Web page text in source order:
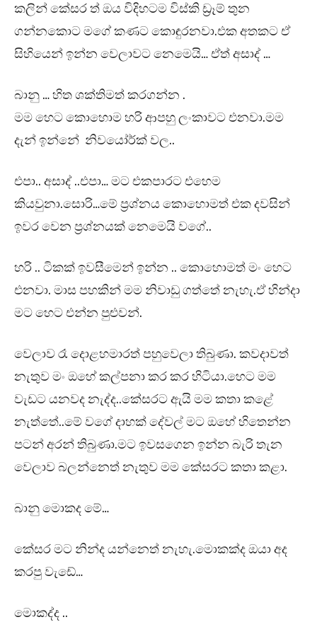
කලින් කේසර ත් ඔය විදිහටම විස්කි ඩ්‍රෑම් තුන
ගන්නකොට මගේ කණට කොඳුරනවා.එක අතකට ඒ
සිහියෙන් ඉන්න වෙලාවට නෙමෙයි… ඒත් අසාද් …
බානු … හිත ශක්තිමත් කරගන්න .
මම හෙට කොහොම හරි ආපහු ලංකාවට එනවා.මම
දැන් ඉන්නේ නිවයෝර්ක් වල..
එපා.. අසාද් ..එපා… මට එකපාරට එහෙම
කියවුනා.සොරි…මේ ප්‍රශ්නය කොහොමත් එක දවසින්
ඉවර වෙන ප්‍රශ්නයක් නෙමෙයි වගේ..
හරි .. ටිකක් ඉවසීමෙන් ඉන්න .. කොහොමත් මං හෙට
එනවා. මාස පහකින් මම නිවාඩු ගත්තේ නැහැ.ඒ හින්දා
මට හෙට එන්න පුළුවන්.
වෙලාව රෑ දොළහමාරත් පහුවෙලා තිබුණා. කවදාවත්
නැතුව මං ඔහේ කල්පනා කර කර හිටියා.හෙට මම
වැඩට යනවද නැද්ද..කේසරට ඇයි මම කතා කළේ
නැත්තේ..මේ වගේ දාහක් දේවල් මට ඔහේ හිතෙන්න
පටන් අරන් තිබුණා.මට ඉවසගෙන ඉන්න බැරි තැන
වෙලාව බලන්නෙත් නැතුව මම කේසරට කතා කළා.
බානු මොකද මේ…
කේසර මට නින්ද යන්නෙත් නැහැ.මොකක්ද ඔයා අද
කරපු වැඩේ…
මොකද්ද ..